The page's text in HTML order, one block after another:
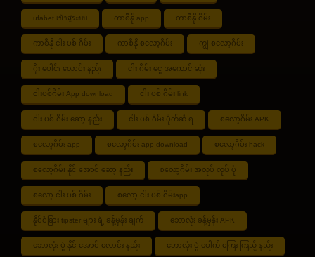
ufabet เข้าสู่ระบบ ကာစီနို app ကာစီနို ဂိမ်း
ကာစီနို ငါး ပစ် ဂိမ်း ကာစီနို စလော့ဂိမ်း ကျွဲ စလော့ဂိမ်း
ဂိုး ပေါင်း လောင်း နည်း ငါး ဂိမ်း ငွေ အကောင် ဆုံး
ငါးပစ်ဂိမ်း App download ငါး ပစ် ဂိမ်း link
ငါး ပစ် ဂိမ်း ဆော့ နည်း ငါး ပစ် ဂိမ်း ပိုက်ဆံ ရ စလော့ဂိမ်း APK
စလော့ဂိမ်း app စလော့ဂိမ်း app download စလော့ဂိမ်း hack
စလော့ဂိမ်း နိုင် အောင် ဆော့ နည်း စလော့ဂိမ်း အလုပ် လုပ် ပုံ
စလော့ ငါး ပစ် ဂိမ်း စလော့ ငါး ပစ် ဂိမ်းapp
နိုင်ငံခြား tipster များ ရဲ့ ခန့်မှန်း ချက် ဘောလုံး ခန့်မှန်း APK
ဘောလုံး ပွဲ နိုင် အောင် လောင်း နည်း ဘောလုံး ပွဲ ပေါက် ကြေး ကြည့် နည်း